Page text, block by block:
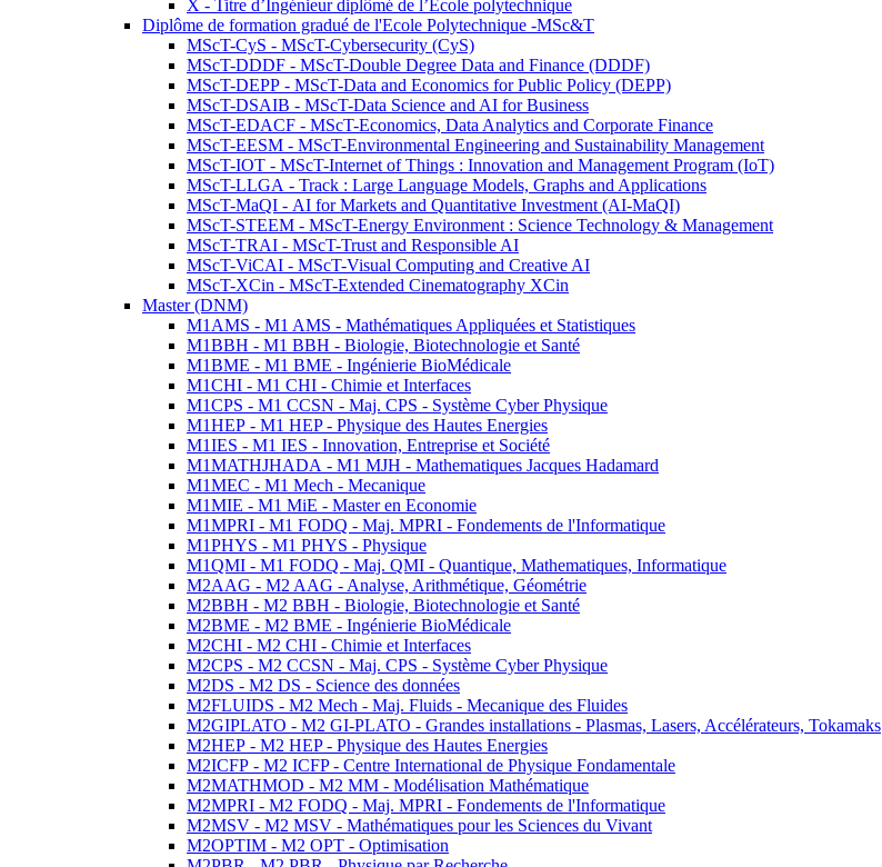
X - Titre d’Ingénieur diplômé de l’École polytechnique
Diplôme de formation gradué de l'Ecole Polytechnique -MSc&T
MScT-CyS - MScT-Cybersecurity (CyS)
MScT-DDDF - MScT-Double Degree Data and Finance (DDDF)
MScT-DEPP - MScT-Data and Economics for Public Policy (DEPP)
MScT-DSAIB - MScT-Data Science and AI for Business
MScT-EDACF - MScT-Economics, Data Analytics and Corporate Finance
MScT-EESM - MScT-Environmental Engineering and Sustainability Management
MScT-IOT - MScT-Internet of Things : Innovation and Management Program (IoT)
MScT-LLGA - Track : Large Language Models, Graphs and Applications
MScT-MaQI - AI for Markets and Quantitative Investment (AI-MaQI)
MScT-STEEM - MScT-Energy Environment : Science Technology & Management
MScT-TRAI - MScT-Trust and Responsible AI
MScT-ViCAI - MScT-Visual Computing and Creative AI
MScT-XCin - MScT-Extended Cinematography XCin
Master (DNM)
M1AMS - M1 AMS - Mathématiques Appliquées et Statistiques
M1BBH - M1 BBH - Biologie, Biotechnologie et Santé
M1BME - M1 BME - Ingénierie BioMédicale
M1CHI - M1 CHI - Chimie et Interfaces
M1CPS - M1 CCSN - Maj. CPS - Système Cyber Physique
M1HEP - M1 HEP - Physique des Hautes Energies
M1IES - M1 IES - Innovation, Entreprise et Société
M1MATHJHADA - M1 MJH - Mathematiques Jacques Hadamard
M1MEC - M1 Mech - Mecanique
M1MIE - M1 MiE - Master en Economie
M1MPRI - M1 FODQ - Maj. MPRI - Fondements de l'Informatique
M1PHYS - M1 PHYS - Physique
M1QMI - M1 FODQ - Maj. QMI - Quantique, Mathematiques, Informatique
M2AAG - M2 AAG - Analyse, Arithmétique, Géométrie
M2BBH - M2 BBH - Biologie, Biotechnologie et Santé
M2BME - M2 BME - Ingénierie BioMédicale
M2CHI - M2 CHI - Chimie et Interfaces
M2CPS - M2 CCSN - Maj. CPS - Système Cyber Physique
M2DS - M2 DS - Science des données
M2FLUIDS - M2 Mech - Maj. Fluids - Mecanique des Fluides
M2GIPLATO - M2 GI-PLATO - Grandes installations - Plasmas, Lasers, Accélérateurs, Tokamaks
M2HEP - M2 HEP - Physique des Hautes Energies
M2ICFP - M2 ICFP - Centre International de Physique Fondamentale
M2MATHMOD - M2 MM - Modélisation Mathématique
M2MPRI - M2 FODQ - Maj. MPRI - Fondements de l'Informatique
M2MSV - M2 MSV - Mathématiques pour les Sciences du Vivant
M2OPTIM - M2 OPT - Optimisation